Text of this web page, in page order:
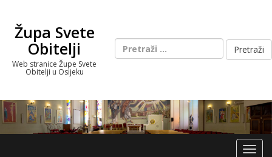
contentŽupa Svete
Obitelji
Web stranice Župe Svete
Obitelji u Osijeku
Pretraži: